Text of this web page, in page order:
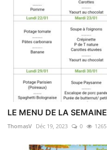
LE MENU DE LA SEMAINE
ThomasV Déc 19, 2023 0 1265